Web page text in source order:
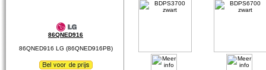
86QNED916
86QNED916 LG (86QNED916PB)